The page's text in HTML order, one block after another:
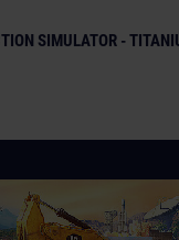
SIMULATOR -